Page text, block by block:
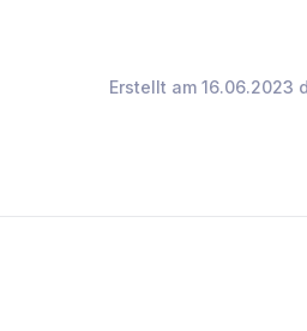
Erstellt am 16.06.2023